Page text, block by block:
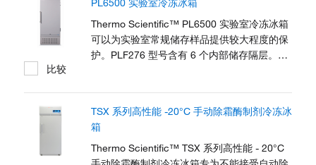
onboard alarms, a 12-hour controller backup
system,...
PL6500 实验室冷冻冰箱
Thermo Scientific™ PL6500 实验室冷冻冰箱
可以为实验室常规储存样品提供较大程度的保
护。PLF276 型号含有 6 个内部储存隔层。将
比较
TSX 系列高性能 -20°C 手动除霜酶制剂冷冻冰
箱
Thermo Scientific™ TSX 系列高性能 - 20°C